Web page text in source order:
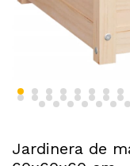
Jardinera de